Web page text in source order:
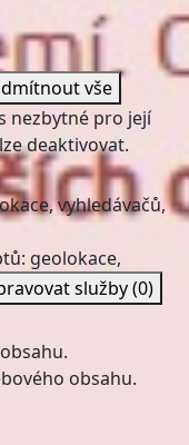
vše
nezbytné pro její
deaktivovat.
vyhledávačů,
geolokace,
služby(0)
obsahu.